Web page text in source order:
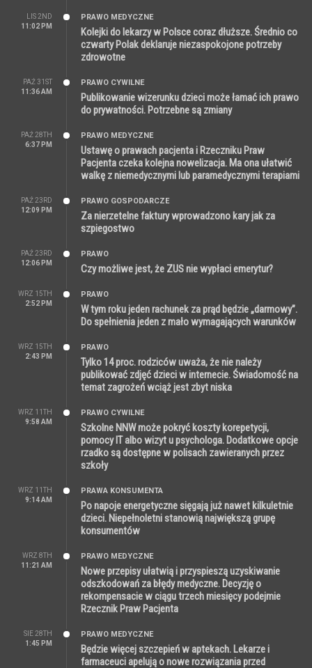
LIS 2ND
11:02 PM
PRAWO MEDYCZNE
Kolejki do lekarzy w Polsce coraz dłuższe. Średnio co
czwarty Polak deklaruje niezaspokojone potrzeby
zdrowotne
PAŹ 31ST
11:36 AM
PRAWO CYWILNE
Publikowanie wizerunku dzieci może łamać ich prawo
do prywatności. Potrzebne są zmiany
PAŹ 28TH
6:37 PM
PRAWO MEDYCZNE
Ustawę o prawach pacjenta i Rzeczniku Praw
Pacjenta czeka kolejna nowelizacja. Ma ona ułatwić
walkę z niemedycznymi lub paramedycznymi terapiami
PAŹ 23RD
12:09 PM
PRAWO GOSPODARCZE
Za nierzetelne faktury wprowadzono kary jak za
szpiegostwo
PAŹ 23RD
12:06 PM
PRAWO
Czy możliwe jest, że ZUS nie wypłaci emerytur?
WRZ 15TH
2:52 PM
PRAWO
W tym roku jeden rachunek za prąd będzie „darmowy”.
Do spełnienia jeden z mało wymagających warunków
WRZ 15TH
2:43 PM
PRAWO
Tylko 14 proc. rodziców uważa, że nie należy
publikować zdjęć dzieci w internecie. Świadomość na
temat zagrożeń wciąż jest zbyt niska
WRZ 11TH
9:58 AM
PRAWO CYWILNE
Szkolne NNW może pokryć koszty korepetycji,
pomocy IT albo wizyt u psychologa. Dodatkowe opcje
rzadko są dostępne w polisach zawieranych przez
szkoły
WRZ 11TH
9:14 AM
PRAWA KONSUMENTA
Po napoje energetyczne sięgają już nawet kilkuletnie
dzieci. Niepełnoletni stanowią największą grupę
konsumentów
WRZ 8TH
11:21 AM
PRAWO MEDYCZNE
Nowe przepisy ułatwią i przyspieszą uzyskiwanie
odszkodowań za błędy medyczne. Decyzję o
rekompensacie w ciągu trzech miesięcy podejmie
Rzecznik Praw Pacjenta
SIE 28TH
1:45 PM
PRAWO MEDYCZNE
Będzie więcej szczepień w aptekach. Lekarze i
farmaceuci apelują o nowe rozwiązania przed